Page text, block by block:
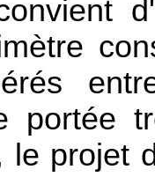
portée
le projet